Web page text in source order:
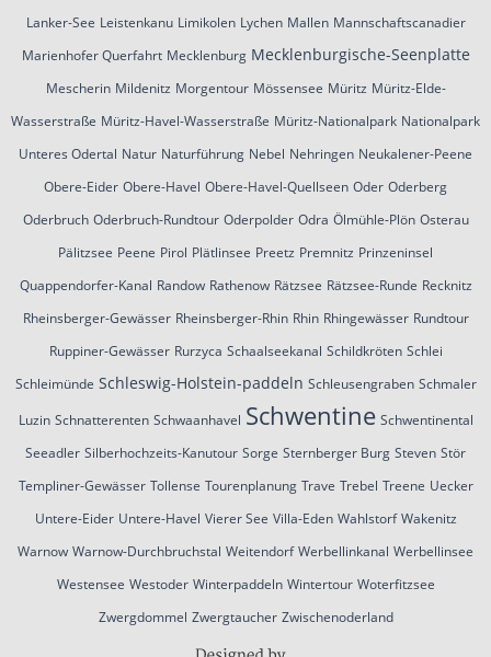
Lanker-See Leistenkanu Limikolen Lychen Mallen Mannschaftscanadier
Marienhofer Querfahrt Mecklenburg Mecklenburgische-Seenplatte
Mescherin Mildenitz Morgentour Mössensee Müritz Müritz-Elde-
Wasserstraße Müritz-Havel-Wasserstraße Müritz-Nationalpark Nationalpark
Unteres Odertal Natur Naturführung Nebel Nehringen Neukalener-Peene
Obere-Eider Obere-Havel Obere-Havel-Quellseen Oder Oderberg
Oderbruch Oderbruch-Rundtour Oderpolder Odra Ölmühle-Plön Osterau
Pälitzsee Peene Pirol Plätlinsee Preetz Premnitz Prinzeninsel
Quappendorfer-Kanal Randow Rathenow Rätzsee Rätzsee-Runde Recknitz
Rheinsberger-Gewässer Rheinsberger-Rhin Rhin Rhingewässer Rundtour
Ruppiner-Gewässer Rurzyca Schaalseekanal Schildkröten Schlei
Schleimünde Schleswig-Holstein-paddeln Schleusengraben Schmaler
Luzin Schnatterenten Schwaanhavel Schwentine Schwentinental
Seeadler Silberhochzeits-Kanutour Sorge Sternberger Burg Steven Stör
Templiner-Gewässer Tollense Tourenplanung Trave Trebel Treene Uecker
Untere-Eider Untere-Havel Vierer See Villa-Eden Wahlstorf Wakenitz
Warnow Warnow-Durchbruchstal Weitendorf Werbellinkanal Werbellinsee
Westensee Westoder Winterpaddeln Wintertour Woterfitzsee
Zwergdommel Zwergtaucher Zwischenoderland